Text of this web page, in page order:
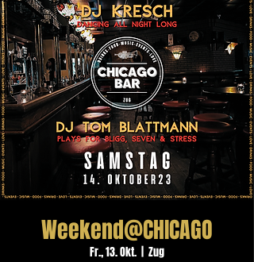
Weekend@CHICAGO
Fr., 13. Okt.
Zug